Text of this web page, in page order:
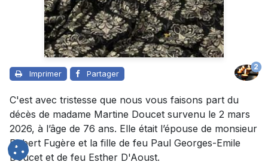
Imprimer Partager
2
C'est avec tristesse que nous vous faisons part du
décès de madame Martine Doucet survenu le 2 mars
2026, à l’âge de 76 ans. Elle était l’épouse de monsieur
Robert Fugère et la fille de feu Paul Georges-Emile
Doucet et de feu Esther D'Aoust.